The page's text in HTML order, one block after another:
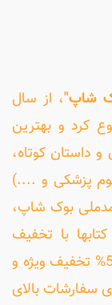
شاپ"، از سال
کرد و بهترین
داستان کوتاه،
پزشکی و ....)
بوک شاپ،
با تخفیف
انجام می شود و کلیه کتاب ها تا سقف 50% تخفیف ویژه و
سفارشات بالای